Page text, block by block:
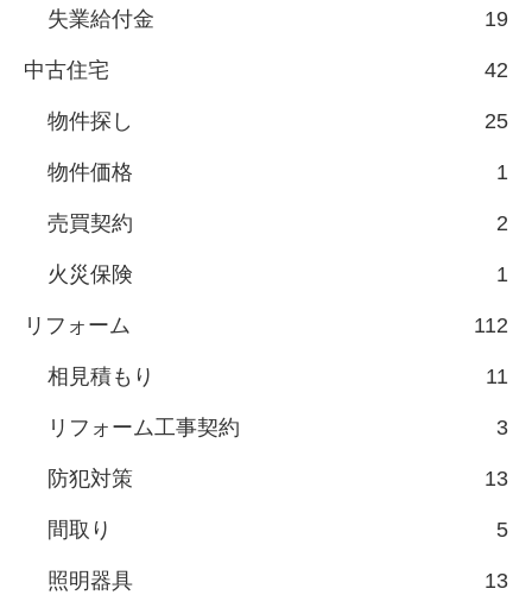
失業給付金 19
中古住宅 42
物件探し 25
物件価格 1
売買契約 2
火災保険 1
リフォーム 112
相見積もり 11
リフォーム工事契約 3
防犯対策 13
間取り 5
照明器具 13